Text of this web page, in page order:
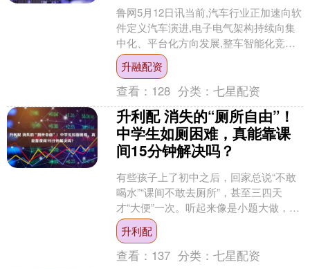
鲁网5月12日讯当前,汽车行业正加速向软
件定义汽车演进,电子电气架构持续向集
中化、平台化方向发展,整车智能化竞争
力已从单点产品能力转向系统级平台能
力与生态协同能....
升融配资
查看： 128 分类：七星配资
升利配 消失的“厕所自由”！
中学生如厕困难，真能靠课
间15分钟解决吗？
有些孩子上了初中之后，回家总说“不敢
喝水”“课间不敢去厕所”，甚至三四天
才“大便”一次。听起来像是小题大做，但
现实往往更扎心。 按儿童青少年功能性
便秘常用的医学....
升利配
查看： 137 分类：七星配资